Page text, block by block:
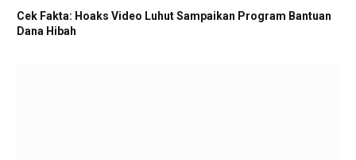
Cek Fakta: Hoaks Video Luhut Sampaikan Program Bantuan
Dana Hibah